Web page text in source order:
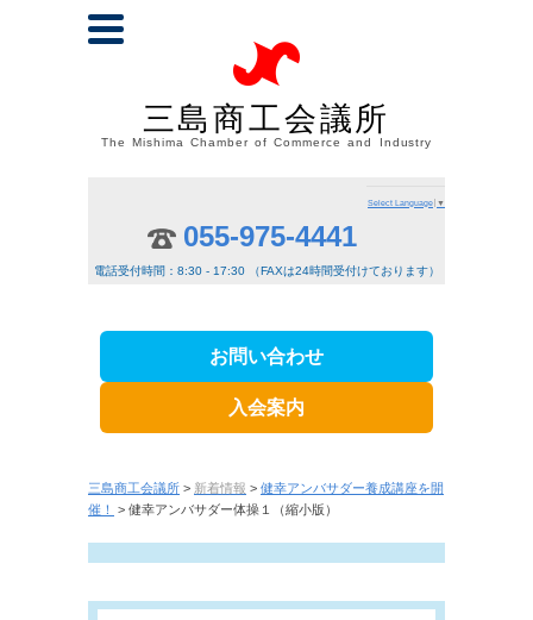
三島商工会議所
The Mishima Chamber of Commerce and Industry
Select Language ▼
055-975-4441
電話受付時間：8:30 - 17:30 （FAXは24時間受付けております）
お問い合わせ
入会案内
三島商工会議所 > 新着情報 > 健幸アンバサダー養成講座を開
催！
> 健幸アンバサダー体操１（縮小版）